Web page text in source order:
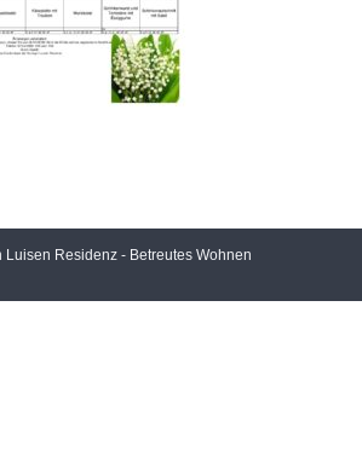
Residenz - Betreutes Wohnen